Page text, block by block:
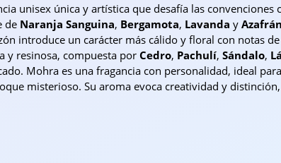
unisex única y artística que desafía las
de Naranja Sanguina, Bergamota, Lavanda y
introduce un carácter más cálido y floral con notas
y resinosa, compuesta por Cedro, Pachulí, Sándalo,
Mohra es una fragancia con personalidad, ideal
misterioso. Su aroma evoca creatividad y